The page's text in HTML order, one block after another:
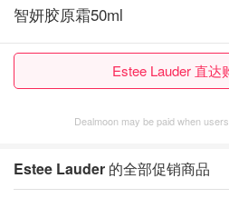
智妍胶原霜50ml
Estee Lauder 直
Dealmoon may be paid when
Estee Lauder 的全部促销商品